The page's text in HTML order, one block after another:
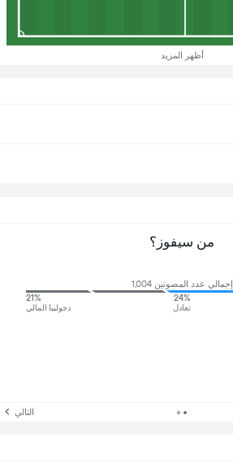
أظهر المزيد
من سيفوز؟
إجمالي عدد المصوتين 1,004
24%
تعادل
21%
دجوليبا المالي
التالي